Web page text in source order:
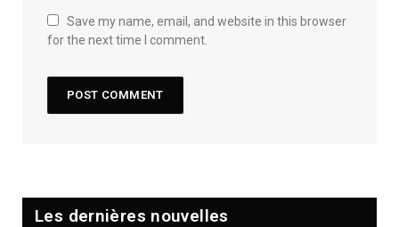
Save my name, email, and website in this browser
for the next time I comment.
Les dernières nouvelles